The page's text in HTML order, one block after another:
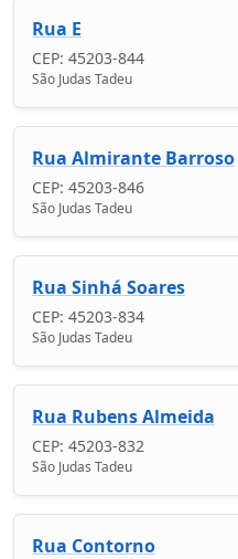
Rua E
CEP: 45203-844
São Judas Tadeu
Rua Almirante Barroso
CEP: 45203-846
São Judas Tadeu
Rua Sinhá Soares
CEP: 45203-834
São Judas Tadeu
Rua Rubens Almeida
CEP: 45203-832
São Judas Tadeu
Rua Contorno